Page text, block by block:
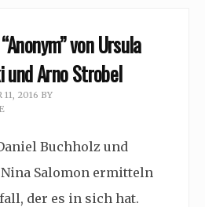
von Ursula
und Arno Strobel
11, 2016 BY
Buchholz und
Salomon ermitteln
der es in sich hat.